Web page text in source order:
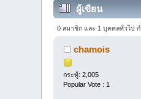
ผู้เขียน
0 สมาชิก และ 1 บุคคลทั่วไป
chamois
กระทู้: 2,005
Popular Vote : 1